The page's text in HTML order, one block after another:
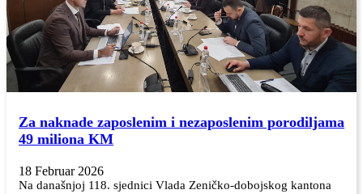
Za naknade zaposlenim i nezaposlenim porodiljama
49 miliona KM
18 Februar 2026
Na današnjoj 118. sjednici Vlada Zeničko-dobojskog kantona